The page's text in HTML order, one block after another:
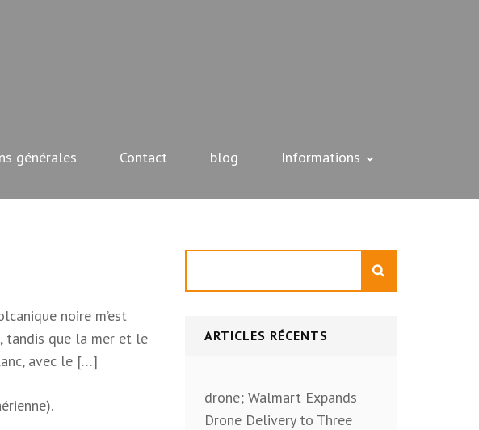
générales Contact blog Informations
noire m’est
tandis que la mer et le
avec le […]
ARTICLES RÉCENTS
drone; Walmart Expands
Drone Delivery to Three